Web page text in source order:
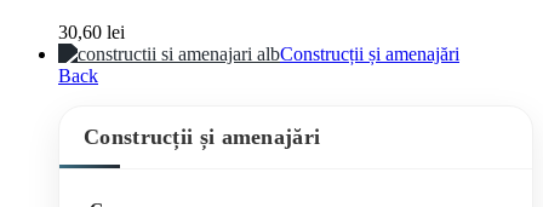
30,60 lei
Construcții și amenajări
Back
Construcții și amenajări